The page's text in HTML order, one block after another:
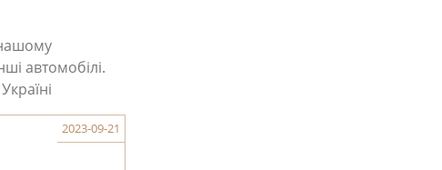
автомобілі.
2023-09-21